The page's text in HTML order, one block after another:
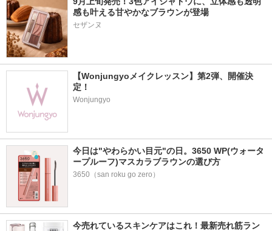
感も叶える甘やかなブラウンが登場
【Wonjungyoメイクレッスン】第2弾、開催決
定！
Wonjungyo
今日は"やわらかい目元"の日。3650 WP(ウォータ
ープルーフ)マスカラブラウンの選び方
3650（san roku go zero）
今売れているスキンケアはこれ！最新売れ筋ラン